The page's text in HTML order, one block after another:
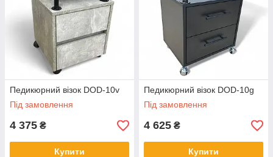
Педикюрний візок DOD-10v
Під замовлення
4 375 ₴
Купити
Педикюрний візок DOD-10g
Під замовлення
4 625 ₴
Купити